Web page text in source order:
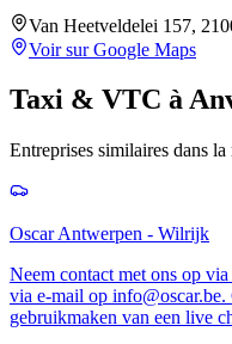
Van Heetveldelei 157,
Voir sur Google Maps
Taxi & VTC à
Entreprises similaires dans
Oscar Antwerpen - Wilrijk
Neem contact met ons op
via e-mail op
gebruikmaken van een live